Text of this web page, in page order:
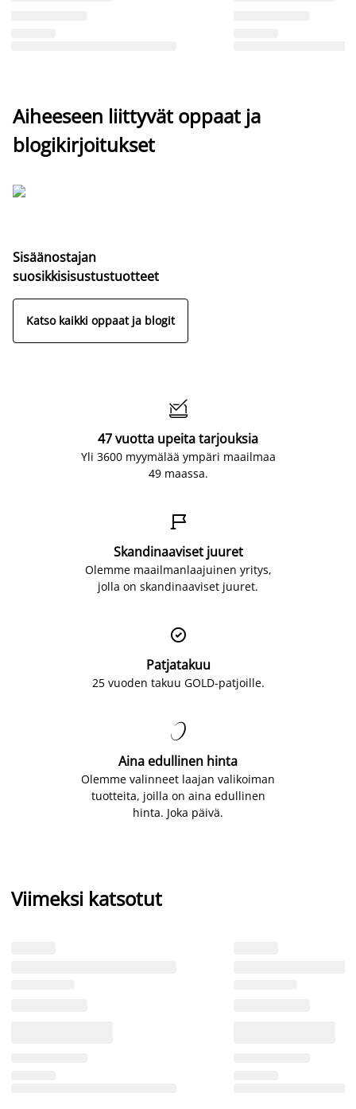
Aiheeseen liittyvät oppaat ja
blogikirjoitukset
Sisäänostajan
suosikkisisustustuotteet
Katso kaikki oppaat ja blogit

47 vuotta upeita tarjouksia
Yli 3600 myymälää ympäri maailmaa
49 maassa.

Skandinaaviset juuret
Olemme maailmanlaajuinen yritys,
jolla on skandinaaviset juuret.

Patjatakuu
25 vuoden takuu GOLD-patjoille.

Aina edullinen hinta
Olemme valinneet laajan valikoiman
tuotteita, joilla on aina edullinen
hinta. Joka päivä.
Viimeksi katsotut